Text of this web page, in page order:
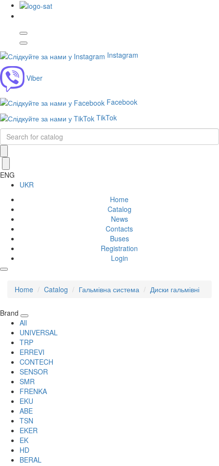
Instagram
Viber
Facebook
TikTok
ENG
UKR
Home
Catalog
News
Contacts
Buses
Registration
Login
Home Catalog Гальмівна система Диски гальмівні
Brand
All
UNIVERSAL
TRP
ERREVI
CONTECH
SENSOR
SMR
FRENKA
EKU
ABE
TSN
EKER
EK
HD
BERAL